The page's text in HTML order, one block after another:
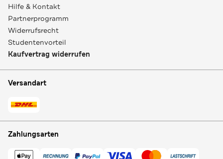
Hilfe & Kontakt
Partnerprogramm
Widerrufsrecht
Studentenvorteil
Kaufvertrag widerrufen
Versandart
Zahlungsarten